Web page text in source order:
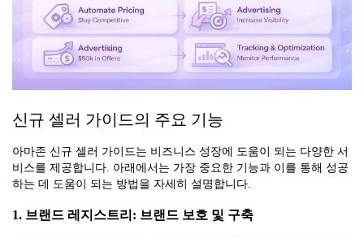
신규 셀러 가이드의 주요 기능
아마존 신규 셀러 가이드는 비즈니스 성장에 도움이 되는 다양한 서
비스를 제공합니다. 아래에서는 가장 중요한 기능과 이를 통해 성공
하는 데 도움이 되는 방법을 자세히 설명합니다.
1. 브랜드 레지스트리: 브랜드 보호 및 구축